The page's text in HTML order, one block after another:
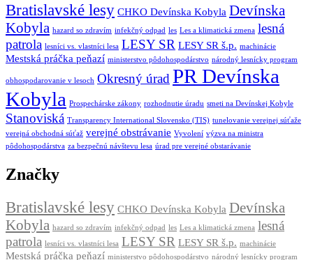
Bratislavské lesy CHKO Devínska Kobyla Devínska
Kobyla hazard so zdravím infekčný odpad les Les a klimatická zmena lesná
patrola lesníci vs. vlastníci lesa LESY SR LESY SR š.p. machinácie
Mestská práčka peňazí ministerstvo pôdohospodárstvo národný lesnícky program
obhospodarovanie v lesoch Okresný úrad PR Devínska
Kobyla Prospechárske zákony rozhodnutie úradu smeti na Devínskej Kobyle
Stanoviská Transparency International Slovensko (TIS) tunelovanie verejnej súťaže
verejná obchodná súťaž verejné obstrávanie Vyvolení výzva na ministra
pôdohospodárstva za bezpečnú návštevu lesa úrad pre verejné obstarávanie
Značky
Bratislavské lesy CHKO Devínska Kobyla Devínska
Kobyla hazard so zdravím infekčný odpad les Les a klimatická zmena lesná
patrola lesníci vs. vlastníci lesa LESY SR LESY SR š.p. machinácie
Mestská práčka peňazí ministerstvo pôdohospodárstvo národný lesnícky program